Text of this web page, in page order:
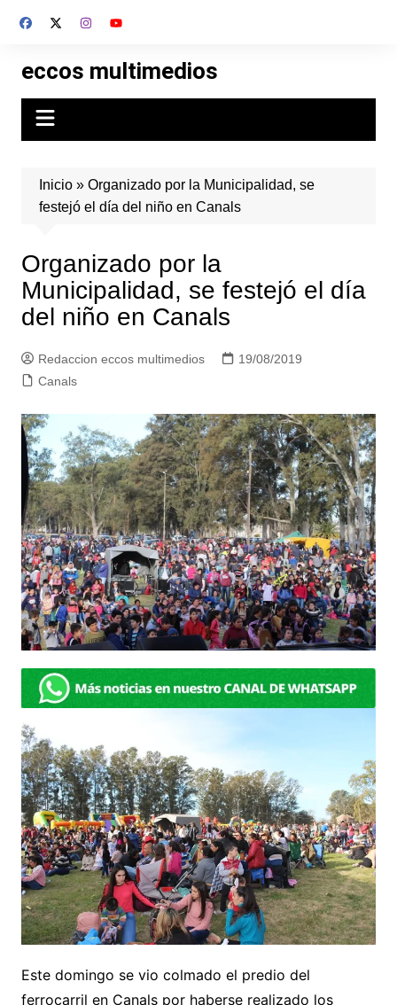
eccos multimedios
Inicio» Organizado por la Municipalidad, se
festejó el día del niño en Canals
Organizado por la
Municipalidad, se festejó el día
del niño en Canals
Redaccion eccos multimedios
19/08/2019
Canals
Este domingo se vio colmado el predio del
ferrocarril en Canals por haberse realizado los